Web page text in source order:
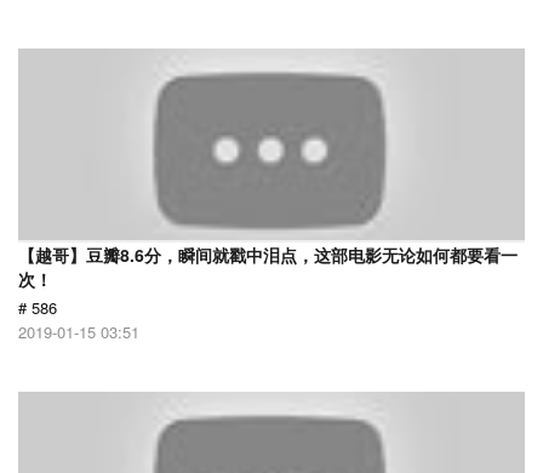
【越哥】豆瓣8.6分，瞬间就戳中泪点，这部电影无论如何都要看一
次！
# 586
2019-01-15 03:51